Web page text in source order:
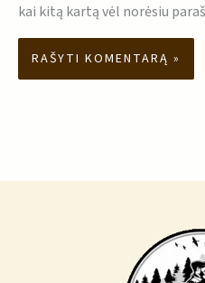
kai kitą kartą vėl norėsiu